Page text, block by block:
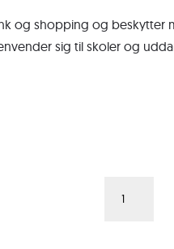
og shopping og beskytter
sig til skoler og